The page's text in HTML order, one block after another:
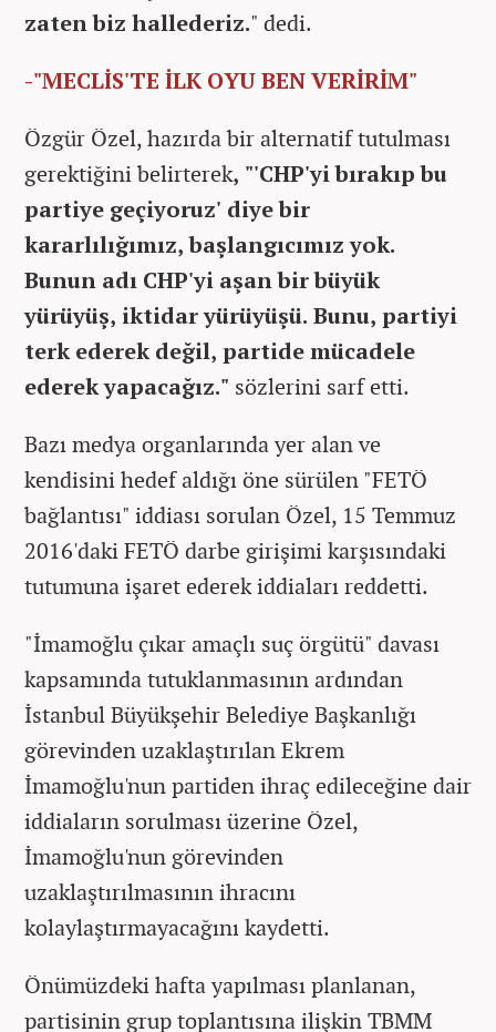
zaten biz hallederiz." dedi.
-"MECLİS'TE İLK OYU BEN VERİRİM"
Özgür Özel, hazırda bir alternatif tutulması
gerektiğini belirterek, "'CHP'yi bırakıp bu
partiye geçiyoruz' diye bir
kararlılığımız, başlangıcımız yok.
Bunun adı CHP'yi aşan bir büyük
yürüyüş, iktidar yürüyüşü. Bunu, partiyi
terk ederek değil, partide mücadele
ederek yapacağız." sözlerini sarf etti.
Bazı medya organlarında yer alan ve
kendisini hedef aldığı öne sürülen "FETÖ
bağlantısı" iddiası sorulan Özel, 15 Temmuz
2016'daki FETÖ darbe girişimi karşısındaki
tutumuna işaret ederek iddiaları reddetti.
"İmamoğlu çıkar amaçlı suç örgütü" davası
kapsamında tutuklanmasının ardından
İstanbul Büyükşehir Belediye Başkanlığı
görevinden uzaklaştırılan Ekrem
İmamoğlu'nun partiden ihraç edileceğine dair
iddiaların sorulması üzerine Özel,
İmamoğlu'nun görevinden
uzaklaştırılmasının ihracını
kolaylaştırmayacağını kaydetti.
Önümüzdeki hafta yapılması planlanan,
partisinin grup toplantısına ilişkin TBMM